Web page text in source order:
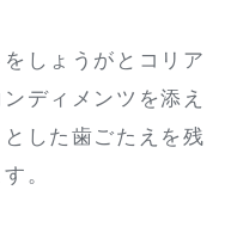
しょうがとコリア
ディメンツを添え
した歯ごたえを残
。